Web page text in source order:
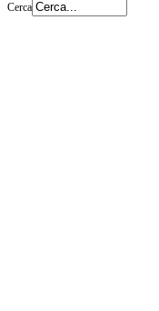
Cerca